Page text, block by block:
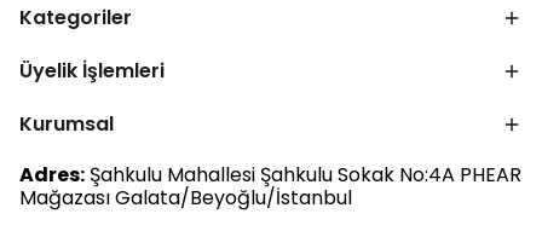
Kategoriler
Üyelik İşlemleri
Kurumsal
Adres: Şahkulu Mahallesi Şahkulu Sokak No:4A PHEAR
Mağazası Galata/Beyoğlu/İstanbul